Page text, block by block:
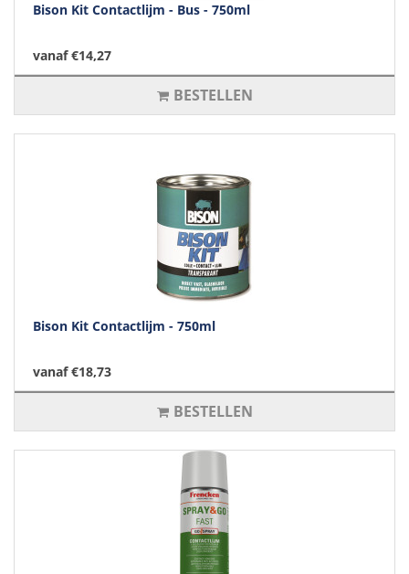
Bison Kit Contactlijm - Bus - 750ml
vanaf €14,27
BESTELLEN
Bison Kit Contactlijm - 750ml
vanaf €18,73
BESTELLEN